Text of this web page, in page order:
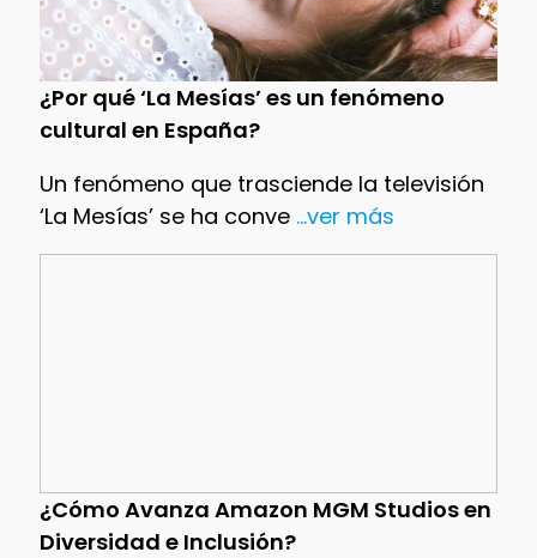
¿Por qué ‘La Mesías’ es un fenómeno
cultural en España?
Un fenómeno que trasciende la televisión
‘La Mesías’ se ha conve...ver más
¿Cómo Avanza Amazon MGM Studios en
Diversidad e Inclusión?